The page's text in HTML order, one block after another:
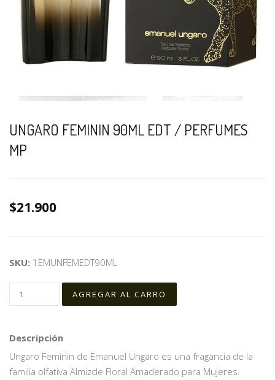
UNGARO FEMININ 90ML EDT / PERFUMES
MP
$21.900
SKU: 1EMUNFEMEDT90ML
Descripción
Ungaro Feminin de Emanuel Ungaro es una fragancia de la
familia olfativa Almizcle Floral Amaderado para Mujeres.